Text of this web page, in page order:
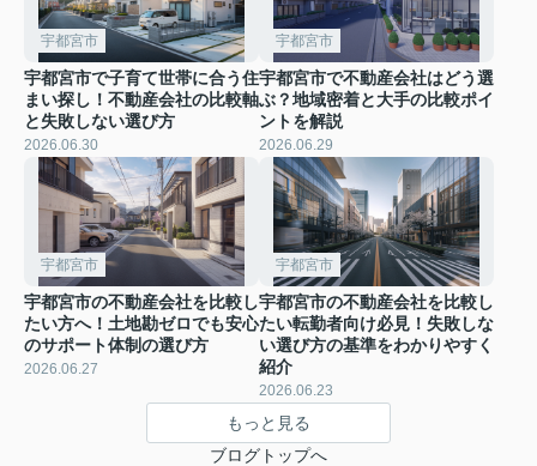
宇都宮市
宇都宮市で子育て世帯に合う住
まい探し！不動産会社の比較軸
と失敗しない選び方
2026.06.30
宇都宮市
宇都宮市で不動産会社はどう選
ぶ？地域密着と大手の比較ポイ
ントを解説
2026.06.29
宇都宮市
宇都宮市の不動産会社を比較し
たい方へ！土地勘ゼロでも安心
のサポート体制の選び方
2026.06.27
宇都宮市
宇都宮市の不動産会社を比較し
たい転勤者向け必見！失敗しな
い選び方の基準をわかりやすく
紹介
2026.06.23
もっと見る
ブログトップへ